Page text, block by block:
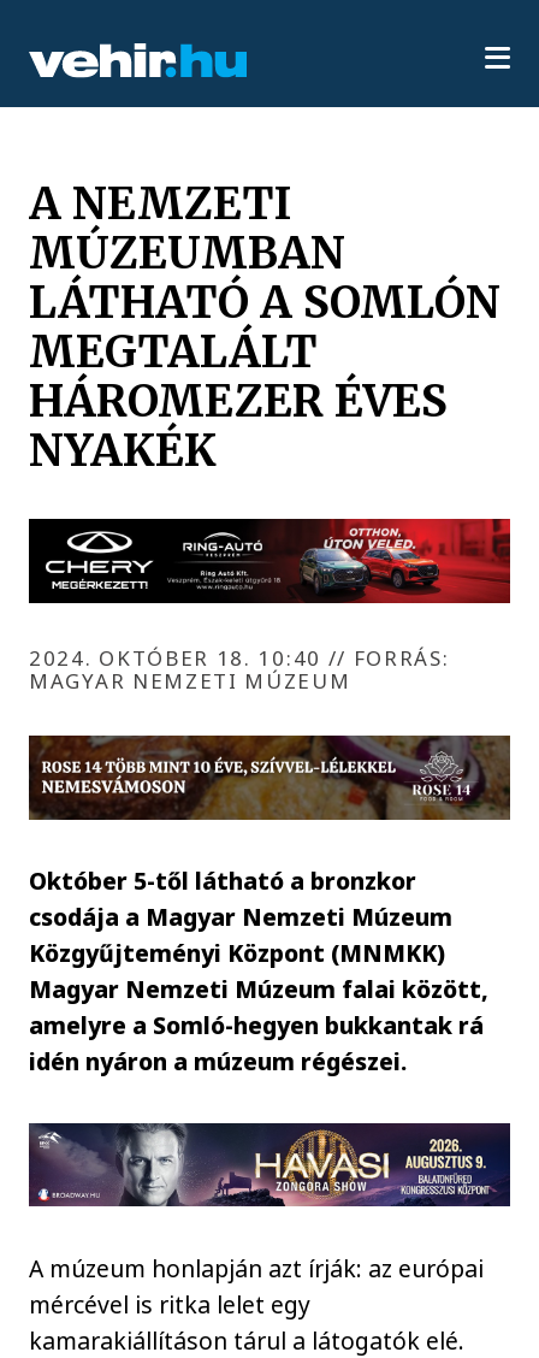
A NEMZETI
MÚZEUMBAN
LÁTHATÓ A SOMLÓN
MEGTALÁLT
HÁROMEZER ÉVES
NYAKÉK
2024. OKTÓBER 18. 10:40 // FORRÁS:
MAGYAR NEMZETI MÚZEUM
Október 5-től látható a bronzkor
csodája a Magyar Nemzeti Múzeum
Közgyűjteményi Központ (MNMKK)
Magyar Nemzeti Múzeum falai között,
amelyre a Somló-hegyen bukkantak rá
idén nyáron a múzeum régészei.
A múzeum honlapján azt írják: az európai
mércével is ritka lelet egy
kamarakiállításon tárul a látogatók elé.